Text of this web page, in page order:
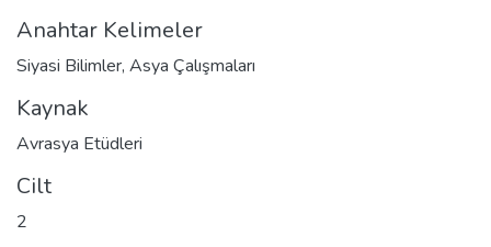
Anahtar Kelimeler
Siyasi Bilimler, Asya Çalışmaları
Kaynak
Avrasya Etüdleri
Cilt
2